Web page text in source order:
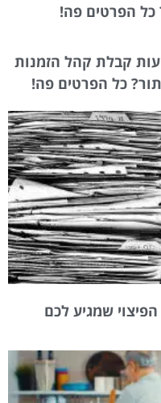
כל הפרטים פה!
קבלת קהל הזמנות
תור? כל הפרטים פה!